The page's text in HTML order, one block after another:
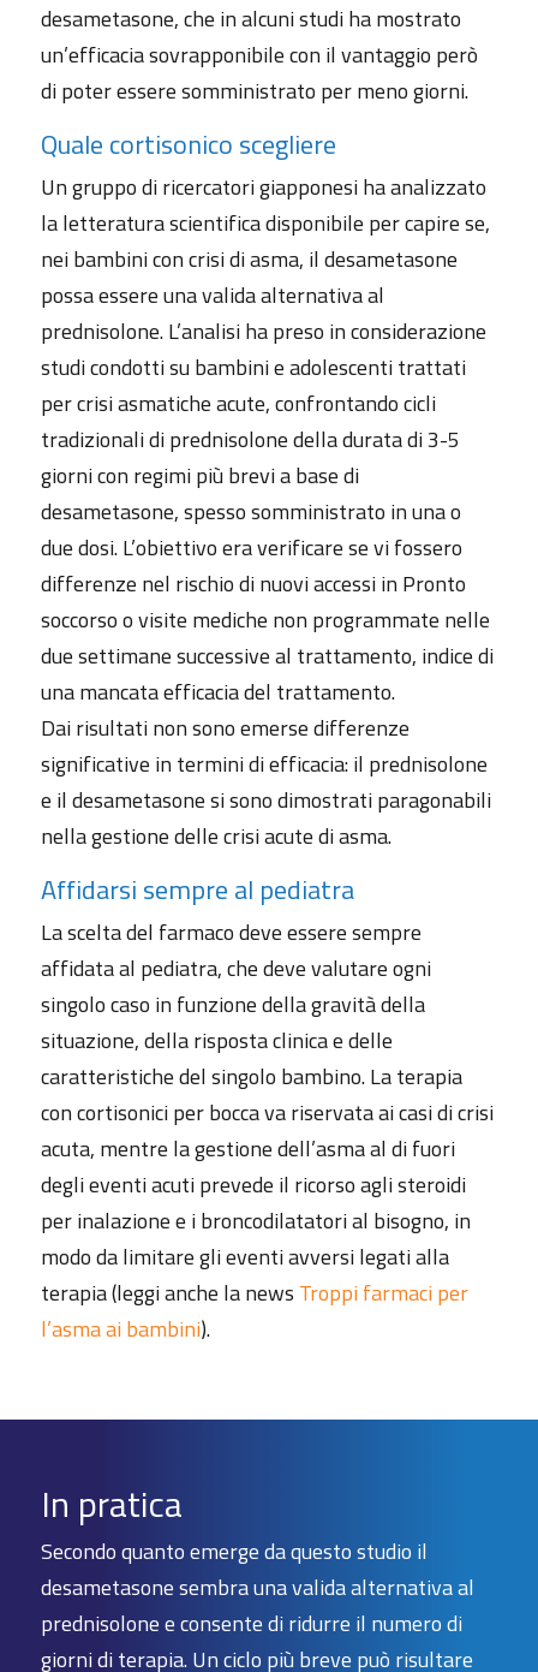
desametasone, che in alcuni studi ha mostrato
un’efficacia sovrapponibile con il vantaggio però
di poter essere somministrato per meno giorni.
Quale cortisonico scegliere
Un gruppo di ricercatori giapponesi ha analizzato
la letteratura scientifica disponibile per capire se,
nei bambini con crisi di asma, il desametasone
possa essere una valida alternativa al
prednisolone. L’analisi ha preso in considerazione
studi condotti su bambini e adolescenti trattati
per crisi asmatiche acute, confrontando cicli
tradizionali di prednisolone della durata di 3-5
giorni con regimi più brevi a base di
desametasone, spesso somministrato in una o
due dosi. L’obiettivo era verificare se vi fossero
differenze nel rischio di nuovi accessi in Pronto
soccorso o visite mediche non programmate nelle
due settimane successive al trattamento, indice di
una mancata efficacia del trattamento.
Dai risultati non sono emerse differenze
significative in termini di efficacia: il prednisolone
e il desametasone si sono dimostrati paragonabili
nella gestione delle crisi acute di asma.
Affidarsi sempre al pediatra
La scelta del farmaco deve essere sempre
affidata al pediatra, che deve valutare ogni
singolo caso in funzione della gravità della
situazione, della risposta clinica e delle
caratteristiche del singolo bambino. La terapia
con cortisonici per bocca va riservata ai casi di crisi
acuta, mentre la gestione dell’asma al di fuori
degli eventi acuti prevede il ricorso agli steroidi
per inalazione e i broncodilatatori al bisogno, in
modo da limitare gli eventi avversi legati alla
terapia (leggi anche la news Troppi farmaci per
l’asma ai bambini).
In pratica
Secondo quanto emerge da questo studio il
desametasone sembra una valida alternativa al
prednisolone e consente di ridurre il numero di
giorni di terapia. Un ciclo più breve può risultare